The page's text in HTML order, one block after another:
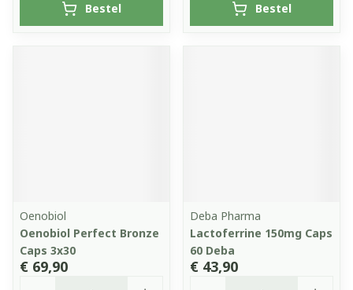
Bestel Bestel
Oenobiol
Oenobiol Perfect Bronze
Caps 3x30
€ 69,90
Deba Pharma
Lactoferrine 150mg Caps
60 Deba
€ 43,90